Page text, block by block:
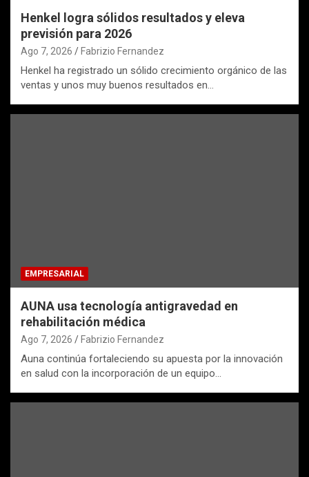
Henkel logra sólidos resultados y eleva
previsión para 2026
Ago 7, 2026 Fabrizio Fernandez
Henkel ha registrado un sólido crecimiento orgánico de las
ventas y unos muy buenos resultados en…
EMPRESARIAL
AUNA usa tecnología antigravedad en
rehabilitación médica
Ago 7, 2026 Fabrizio Fernandez
Auna continúa fortaleciendo su apuesta por la innovación
en salud con la incorporación de un equipo…